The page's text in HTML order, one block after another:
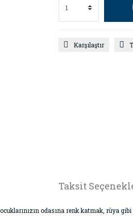
Karşılaştır
Taksit
odasına renk katmak, rüya